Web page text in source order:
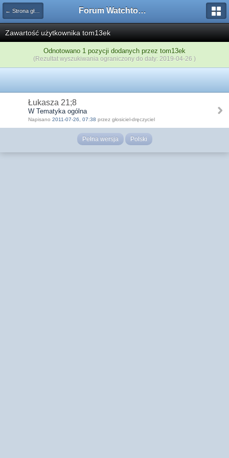
← Strona główna Forum Watchtower
Zawartość użytkownika tom13ek
Odnotowano 1 pozycji dodanych przez tom13ek
(Rezultat wyszukiwania ograniczony do daty: 2019-04-26 )
Łukasza 21;8
W Tematyka ogólna
Napisano 2011-07-26, 07:38 przez głosiciel-dręczyciel
Pełna wersja Polski